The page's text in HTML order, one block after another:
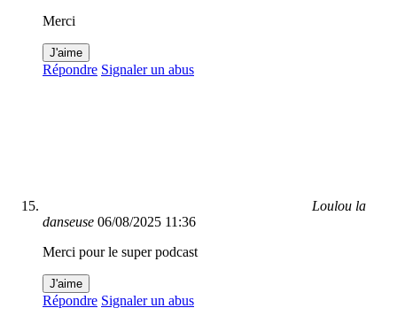
Merci
J'aime
Répondre Signaler un abus
Loulou la
danseuse 06/08/2025 11:36
Merci pour le super podcast
J'aime
Répondre Signaler un abus